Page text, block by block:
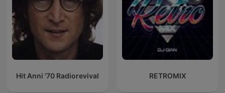
Hit Anni '70 Radiorevival RETROMIX